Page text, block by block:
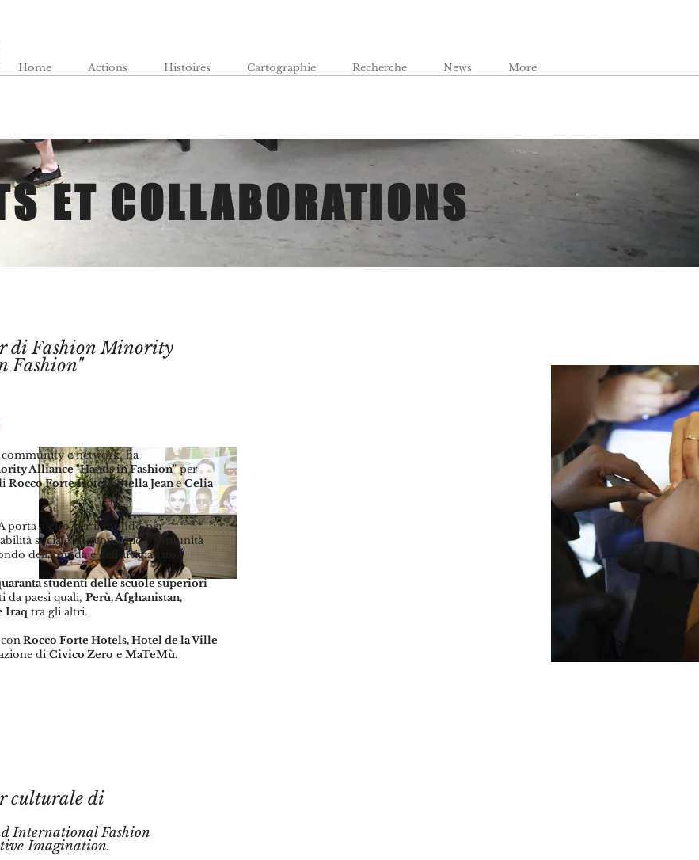
Home Actions Histoires Cartographie Recherche News More
ET COLLABORATIONS
diFashion Minority
Fashion"
e network, ha
Alliance "Hands in Fashion"per
Rocco Forte Hotels, Stella JeaneCelia
porta a giro per il mondo per
sociale ed economica, comunità
della moda e dell'artigianato.
studenti delle scuole superiori
da paesi quali, Perù, Afghanistan,
Iraq tra gli altri.
Rocco Forte Hotels, Hotel de la Ville
di Civico Zero e MaTeMù.
culturale di
International Fashion
Imagination.